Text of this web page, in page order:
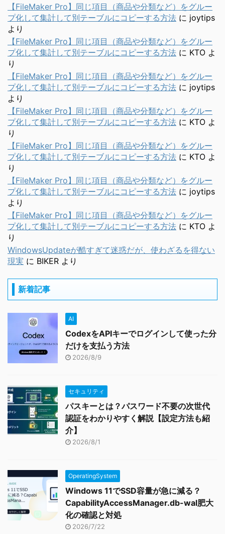
【FileMaker Pro】同じ項目（商品や分類など）をグルー
プ化して集計して別テーブルにコピーする方法 に joytips
より
【FileMaker Pro】同じ項目（商品や分類など）をグルー
プ化して集計して別テーブルにコピーする方法 に KTO よ
り
【FileMaker Pro】同じ項目（商品や分類など）をグルー
プ化して集計して別テーブルにコピーする方法 に joytips
より
【FileMaker Pro】同じ項目（商品や分類など）をグルー
プ化して集計して別テーブルにコピーする方法 に KTO よ
り
【FileMaker Pro】同じ項目（商品や分類など）をグルー
プ化して集計して別テーブルにコピーする方法 に KTO よ
り
【FileMaker Pro】同じ項目（商品や分類など）をグルー
プ化して集計して別テーブルにコピーする方法 に joytips
より
【FileMaker Pro】同じ項目（商品や分類など）をグルー
プ化して集計して別テーブルにコピーする方法 に KTO よ
り
WindowsUpdateが酷すぎて迷惑だが、使わざるを得ない
現実 に BIKER より
新着記事
AI
CodexをAPIキーでログインして使った分
だけを支払う方法
2026/8/9
セキュリティ
パスキーとは？パスワード不要の次世代
認証をわかりやすく解説【設定方法も紹
介】
2026/8/1
OperatingSystem
Windows 11でSSD容量が急に減る？
CapabilityAccessManager.db-wal肥大
化の確認と対処
2026/7/22